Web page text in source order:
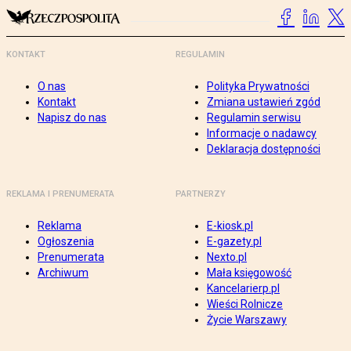
KONTAKT
O nas
Kontakt
Napisz do nas
REGULAMIN
Polityka Prywatności
Zmiana ustawień zgód
Regulamin serwisu
Informacje o nadawcy
Deklaracja dostępności
REKLAMA I PRENUMERATA
Reklama
Ogłoszenia
Prenumerata
Archiwum
PARTNERZY
E-kiosk.pl
E-gazety.pl
Nexto.pl
Mała księgowość
Kancelarierp.pl
Wieści Rolnicze
Życie Warszawy